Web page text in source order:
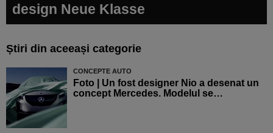
design Neue Klasse
Știri din aceeași categorie
CONCEPTE AUTO
Foto | Un fost designer Nio a desenat un
concept Mercedes. Modelul se…